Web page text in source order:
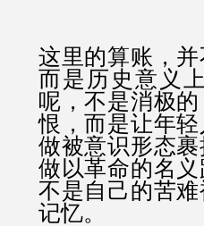
这里的算账，
而是历史意义
呢，不是消极
恨，而是让年
做被意识形态
做以革命的名
不是自己的苦
记忆。